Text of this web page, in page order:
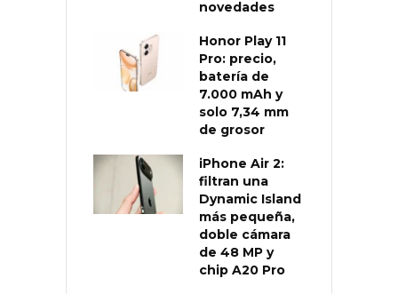
novedades
Honor Play 11
Pro: precio,
batería de
7.000 mAh y
solo 7,34 mm
de grosor
iPhone Air 2:
filtran una
Dynamic Island
más pequeña,
doble cámara
de 48 MP y
chip A20 Pro